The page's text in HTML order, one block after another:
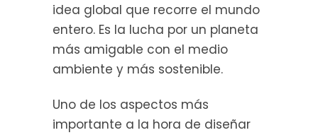
idea global que recorre el mundo
entero. Es la lucha por un planeta
más amigable con el medio
ambiente y más sostenible.
Uno de los aspectos más
importante a la hora de diseñar